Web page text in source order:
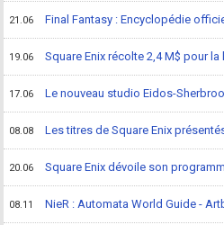
21.06 Final Fantasy : Encyclopédie
19.06 Square Enix récolte 2,4 M$ pour
17.06 Le nouveau studio Eidos-
08.08 Les titres de Square Enix
20.06 Square Enix dévoile son
08.11 NieR : Automata World Guide -